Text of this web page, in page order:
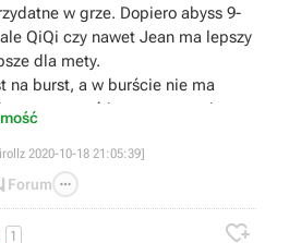
w grze. Dopiero abyss 9-
QiQi czy nawet Jean ma lepszy
dla mety.
na burst, a w burście nie ma
wyzwań jest na czas, nie na
tym praktycznie 95% contentu
ze heal jest po prostu zbędny
robi duży dps na ognistej elitce
2020-10-18 21:05:39]
Forum 
1 